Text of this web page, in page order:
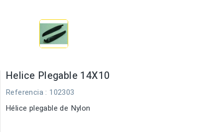
Helice Plegable 14X10
Referencia : 102303
Hélice plegable de Nylon